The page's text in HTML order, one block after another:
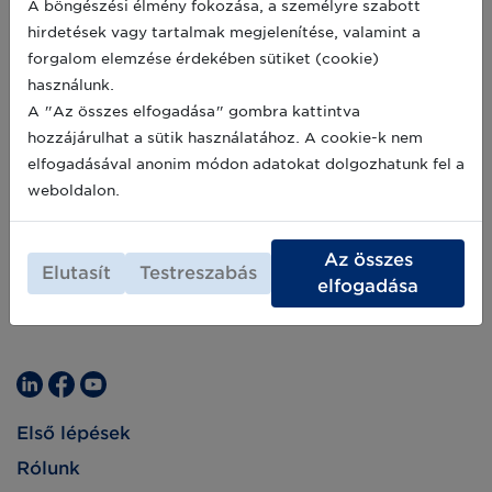
fordított színhasználatával (fekete háttér, fehér
csíkok) kapcsolatban válaszolunk egy
korábban érkezett kérdésre. Forduljon bátran
szakértőinkhez, ha kérdése merül fel a GS1
szabványokkal kapcsolatosan!
2023-06-13
Archív hírek >>
Első lépések
Rólunk
A böngészési élmény fokozása, a személyre szabott
hirdetések vagy tartalmak megjelenítése, valamint a
forgalom elemzése érdekében sütiket (cookie)
használunk.
A "Az összes elfogadása" gombra kattintva
hozzájárulhat a sütik használatához. A cookie-k nem
elfogadásával anonim módon adatokat dolgozhatunk fel a
weboldalon.
Elutasít Testreszabás
Az összes
elfogadása